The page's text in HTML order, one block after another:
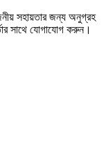
সহায়তার জন্য অনুগ্রহ
সাথে যোগাযোগ করুন।